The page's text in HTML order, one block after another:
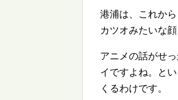
港浦は、これか
カツオみたいな
アニメの話がせっ
イですよね。と
くるわけです。